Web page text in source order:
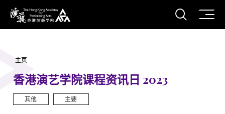
香港演艺学院
打开
主页
香港演艺学院课程资讯日 2023
其他 主要